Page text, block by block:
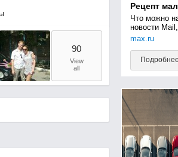
90
View
all
Рецепт
Что можно
новости
max.ru
Подробнее